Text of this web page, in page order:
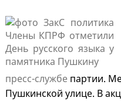
пресс-службе партии.
Пушкинской улице. В